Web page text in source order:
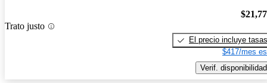
Trato justo
El precio incluye tasas
$417/mes
Verif. disponibilidad